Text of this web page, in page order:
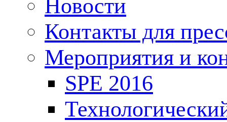
Новости
Контакты для
Мероприятия и
SPE 2016